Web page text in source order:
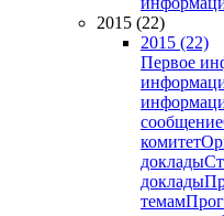
2015 (22)
2015 (22)
Первое
сообщение
комитет
доклады
доклады
темам